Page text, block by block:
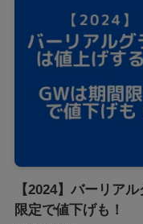
【2024】バーリア
限定で値下げも！